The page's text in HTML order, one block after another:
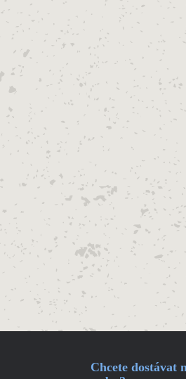
Chcete dostávat